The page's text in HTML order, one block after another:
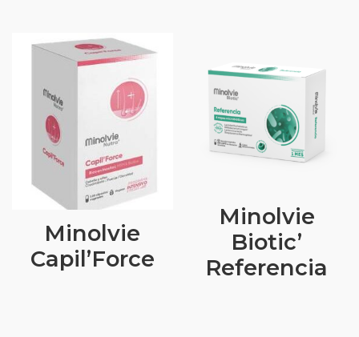
Minolvie
Capil’Force
Minolvie
Biotic’
Referencia